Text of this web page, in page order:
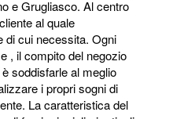
e Grugliasco. Al centro
al quale
di cui necessita. Ogni
, il compito del negozio
soddisfarle al meglio
i propri sogni di
La caratteristica del